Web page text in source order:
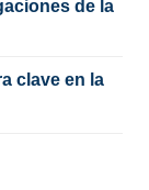
de la
clave en la